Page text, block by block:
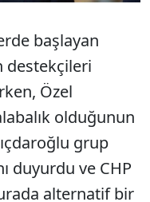
başlayan
destekçileri
Özel
olduğunun
grup
duyurdu ve CHP
alternatif bir